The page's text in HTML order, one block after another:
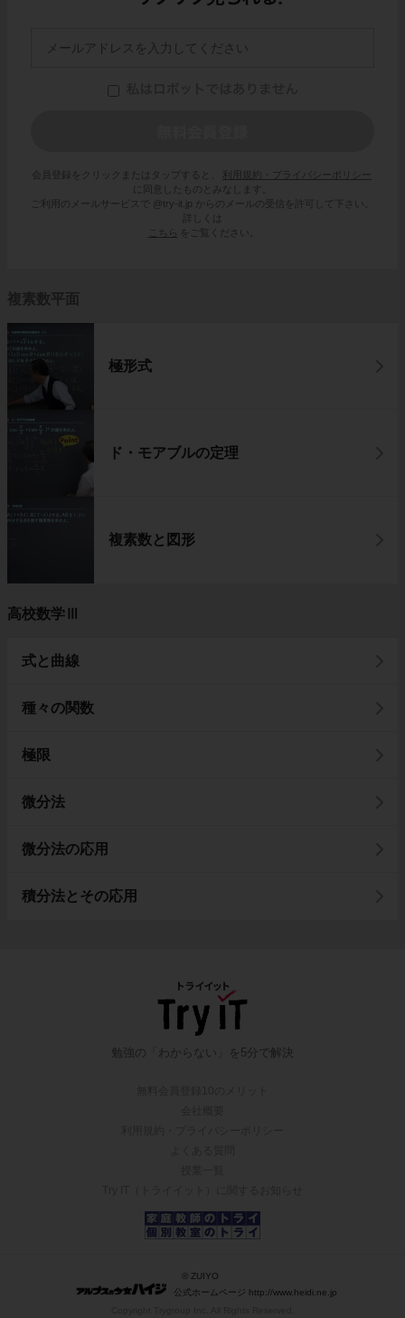
会員登録をクリックまたはタップすると、
利用規約・プライバシーポリシー
に同意したものとみなします。
ご利用のメールサービスで @try-it.jp からのメールの受信を許可して下さい。
詳しくは
こちら
をご覧ください。
複素数平面
極形式
ド・モアブルの定理
複素数と図形
高校数学Ⅲ
式と曲線
種々の関数
極限
微分法
微分法の応用
積分法とその応用
勉強の「わからない」を5分で解決
© ZUIYO
公式ホームページ http://www.heidi.ne.jp